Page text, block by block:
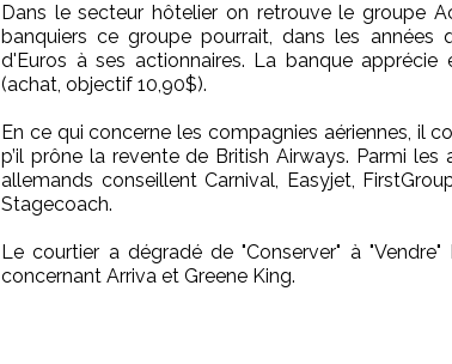
Dans le secteur hôtelier on retrouve le groupe
banquiers ce groupe pourrait, dans les années
d'Euros à ses actionnaires. La banque
(achat, objectif 10,90$).
En ce qui concerne les compagnies aériennes, il
p’il prône la revente de British Airways. Parmi les
allemands conseillent Carnival, Easyjet,
Stagecoach.
Le courtier a dégradé de "Conserver" à
concernant Arriva et Greene King.